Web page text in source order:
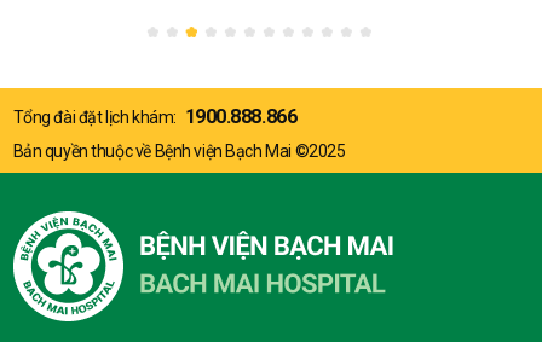
Tổng đài đặt lịch khám: 1900.888.866
Bản quyền thuộc về Bệnh viện Bạch Mai ©2025